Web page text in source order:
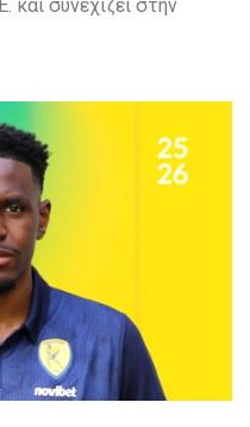
και συνεχίζει στην